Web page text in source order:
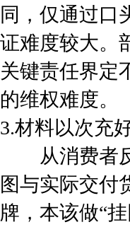
同，仅通过口
证难度较大。
关键责任界定
的维权难度。
3.材料以次充
从消费者反
图与实际交付
牌，本该做“